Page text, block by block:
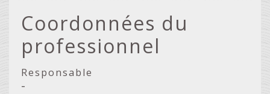
Coordonnées du
professionnel
Responsable
-